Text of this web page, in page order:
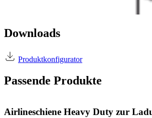
Downloads
Produktkonfigurator
Passende Produkte
Airlineschiene Heavy Duty zur